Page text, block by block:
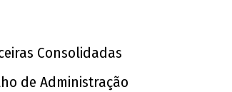
Consolidadas
de Administração